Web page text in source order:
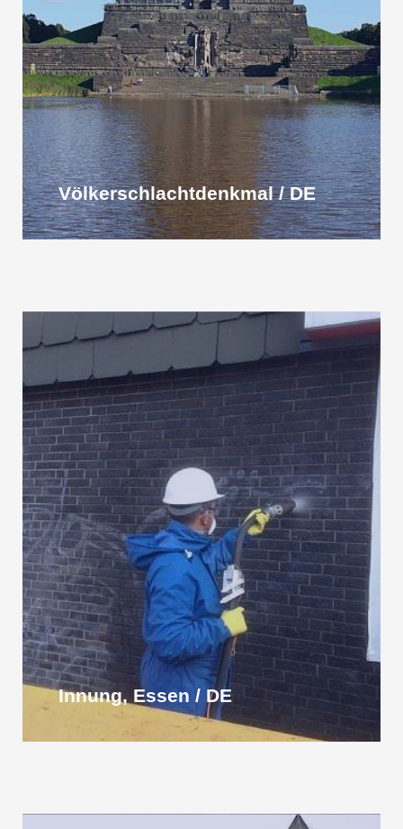
Völkerschlacht­denkmal / DE
Innung, Essen / DE